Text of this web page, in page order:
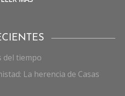
del tiempo
La herencia de Casas